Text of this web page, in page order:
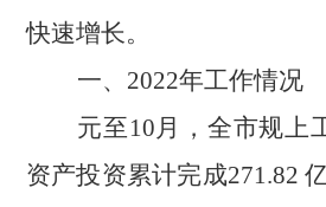
快速增长。
一、2022年工作情况
元至10月，全市规上
资产投资累计完成271.82